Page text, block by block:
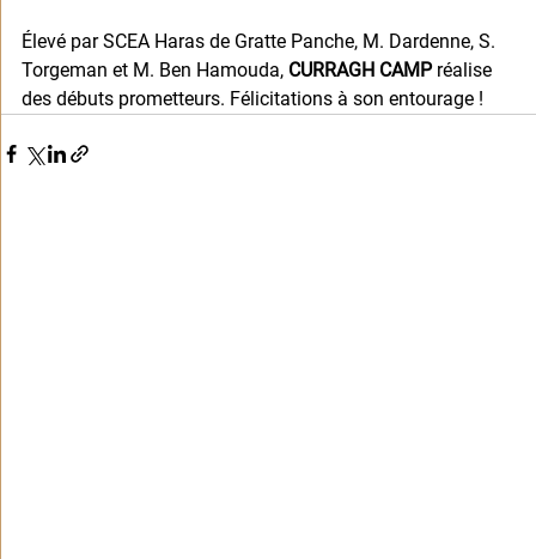
Élevé par SCEA Haras de Gratte Panche, M. Dardenne, S.
Torgeman et M. Ben Hamouda, CURRAGH CAMP réalise
des débuts prometteurs. Félicitations à son entourage !